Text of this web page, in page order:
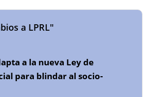
a LPRL"
a la nueva Ley de
para blindar al socio-